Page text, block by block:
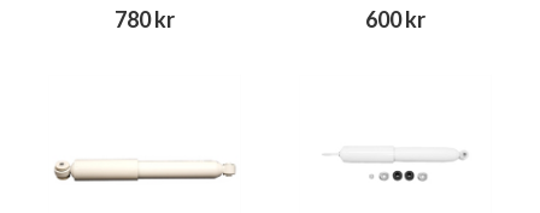
780 kr 600 kr